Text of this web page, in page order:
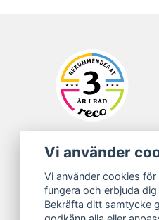
Vi använder
Vi använder cookies
fungera och erbjuda
Bekräfta ditt samtycke